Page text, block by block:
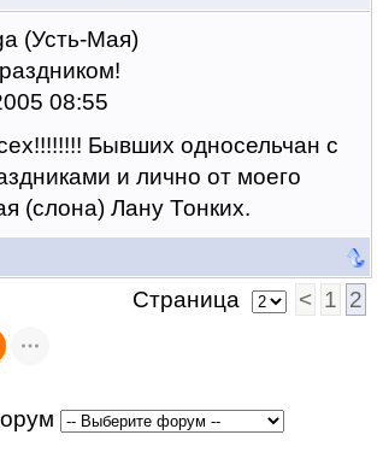
(Усть-Мая)
08:55
Бывших односельчан с
и лично от моего
(слона) Лану Тонких.
Страница < 1 2